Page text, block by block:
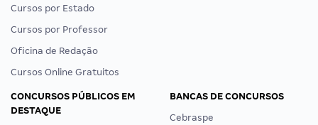
Cursos por Estado
Cursos por Professor
Oficina de Redação
Cursos Online Gratuitos
CONCURSOS PÚBLICOS EM
DESTAQUE
BANCAS DE CONCURSOS
Cebraspe